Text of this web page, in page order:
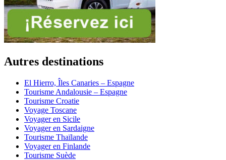
Autres destinations
El Hierro, Îles Canaries – Espagne
Tourisme Andalousie – Espagne
Tourisme Croatie
Voyage Toscane
Voyager en Sicile
Voyager en Sardaigne
Tourisme Thaïlande
Voyager en Finlande
Tourisme Suède